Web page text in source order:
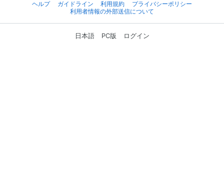
ヘルプ
ガイドライン 利用規約
プライバシーポリシー
利用者情報の外部送信について
日本語 PC版 ログイン